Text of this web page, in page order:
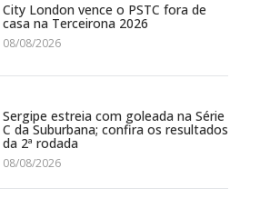
City London vence o PSTC fora de
casa na Terceirona 2026
08/08/2026
Sergipe estreia com goleada na Série
C da Suburbana; confira os resultados
da 2ª rodada
08/08/2026